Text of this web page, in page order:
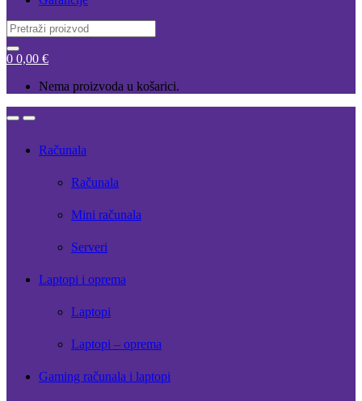
Search
for:
0 0,00 €
Nema proizvoda u košarici.
OpenClose
Računala
Računala
Mini računala
Serveri
Laptopi i oprema
Laptopi
Laptopi – oprema
Gaming računala i laptopi